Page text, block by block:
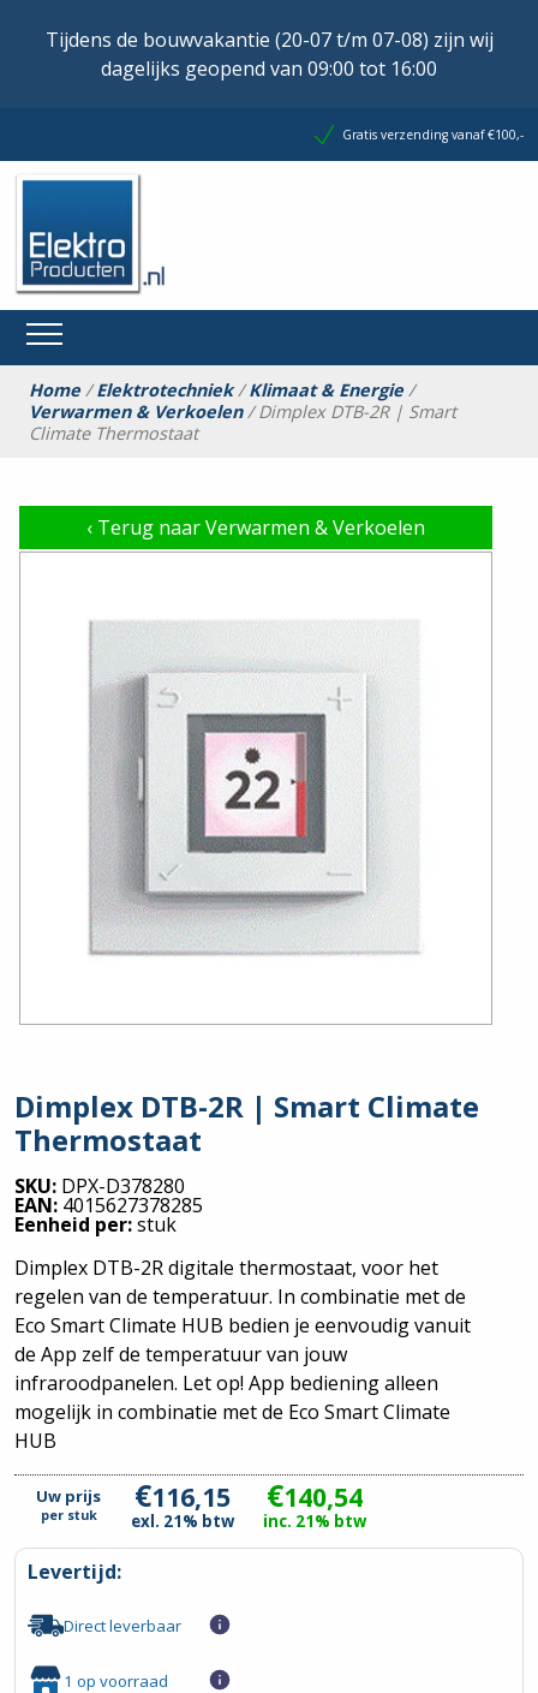
Tijdens de bouwvakantie (20-07 t/m 07-08) zijn wij
dagelijks geopend van 09:00 tot 16:00
Gratis verzending vanaf €100,-
Home/Elektrotechniek/Klimaat & Energie/
Verwarmen & Verkoelen/ Dimplex DTB-2R | Smart
Climate Thermostaat
‹ Terug naar Verwarmen & Verkoelen
Dimplex DTB-2R | Smart Climate
Thermostaat
SKU: DPX-D378280
EAN: 4015627378285
Eenheid per:stuk
Dimplex DTB-2R digitale thermostaat, voor het
regelen van de temperatuur. In combinatie met de
Eco Smart Climate HUB bedien je eenvoudig vanuit
de App zelf de temperatuur van jouw
infraroodpanelen. Let op! App bediening alleen
mogelijk in combinatie met de Eco Smart Climate
HUB
Uw prijs
per stuk €116,15
exl. 21% btw
€140,54
inc. 21% btw
Levertijd:
Direct leverbaar
1 op voorraad